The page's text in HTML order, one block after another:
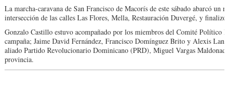
La marcha-caravana de San Francisco de Macorís de este sábado abarcó
intersección de las calles Las Flores, Mella, Restauración Duvergé, y
Gonzalo Castillo estuvo acompañado por los miembros del Comité Político
campaña; Jaime David Fernández, Francisco Domínguez Brito y Alexis
aliado Partido Revolucionario Dominicano (PRD), Miguel Vargas
provincia.